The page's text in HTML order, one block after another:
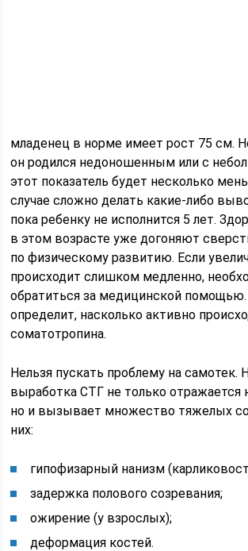
младенец в норме имеет рост 75 см.
он родился недоношенным или с
этот показатель будет несколько
случае сложно делать какие-либо
пока ребенку не исполнится 5 лет.
в этом возрасте уже догоняют
по физическому развитию. Если
происходит слишком медленно,
обратиться за медицинской помощью.
определит, насколько активно
соматотропина.
Нельзя пускать проблему на самотек.
выработка СТГ не только отражается
но и вызывает множество тяжелых
них:
гипофизарный нанизм
задержка полового созревания;
ожирение (у взрослых);
деформация костей.